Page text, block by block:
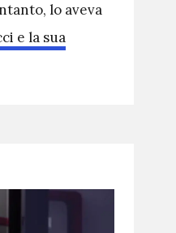
lo aveva
e la sua